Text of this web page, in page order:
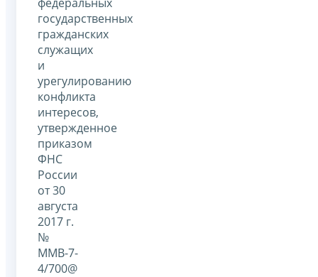
государственных
гражданских
служащих
и
урегулированию
конфликта
интересов,
утвержденное
приказом
ФНС
России
от 30
августа
2017 г.
№
ММВ-7-
4/700@